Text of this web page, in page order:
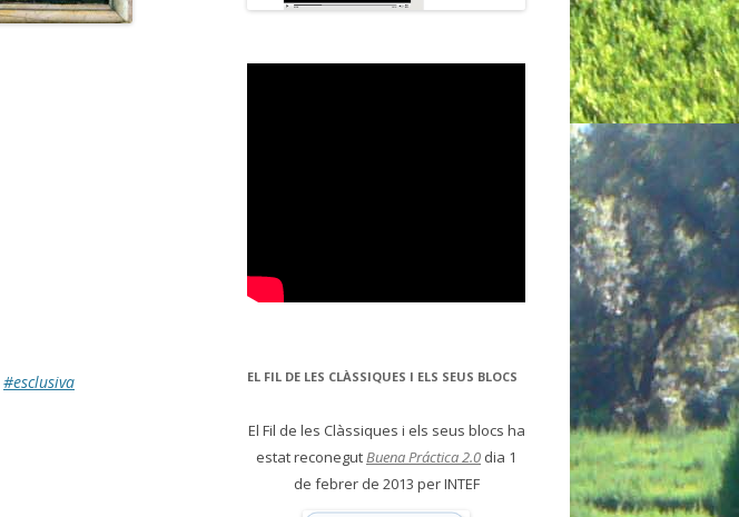
#esclusiva
EL FIL DE LES CLÀSSIQUES I ELS SEUS BLOCS
El Fil de les Clàssiques i els seus blocs ha
estat reconegutBuena Práctica 2.0 dia 1
de febrer de 2013 per INTEF